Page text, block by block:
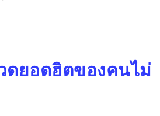
ดยอดฮิตของคนไม่